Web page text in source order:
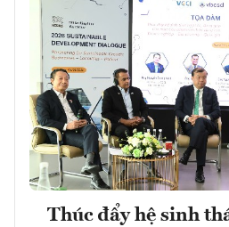
Thúc đẩy hệ sinh